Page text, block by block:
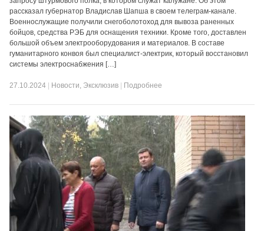
рассказал губернатор Владислав Шапша в своем телеграм-канале.
Военнослужащие получили снегоболотоход для вывоза раненных
бойцов, средства РЭБ для оснащения техники. Кроме того, доставлен
большой объем электрооборудования и материалов. В составе
гуманитарного конвоя был специалист-электрик, который восстановил
системы электроснабжения […]
27.10.2024 Новости, Эксклюзив Подробнее